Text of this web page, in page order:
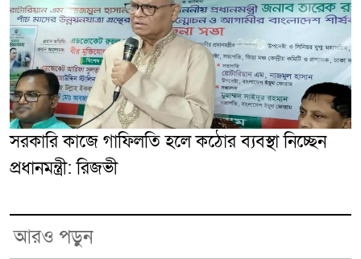
সরকারি কাজে গাফিলতি হলে কঠোর ব্যবস্থা নিচ্ছেন
প্রধানমন্ত্রী: রিজভী
আরও পড়ুন